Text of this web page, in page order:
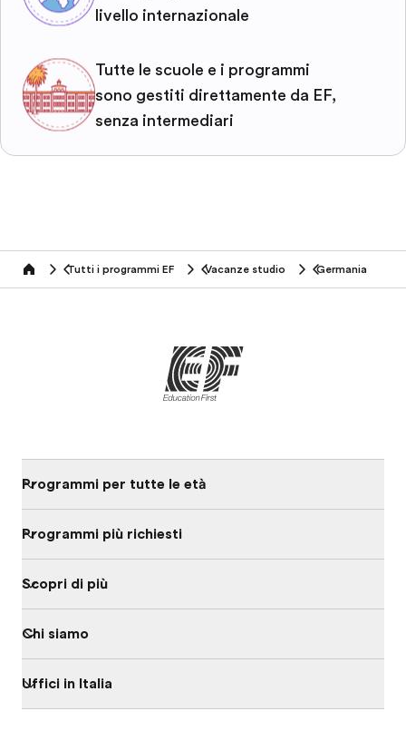
livello internazionale
Tutte le scuole e i programmi
sono gestiti direttamente da EF,
senza intermediari
home Tutti i programmi EF Vacanze studio Germania
Programmi per tutte le età
Programmi più richiesti
Scopri di più
Chi siamo
Uffici in Italia